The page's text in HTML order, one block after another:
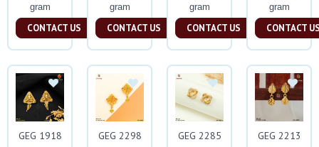
gram
CONTACT US
gram
CONTACT US
gram
CONTACT US
gram
CONTACT
GEG 1918 GEG 2298 GEG 2285 GEG 2213